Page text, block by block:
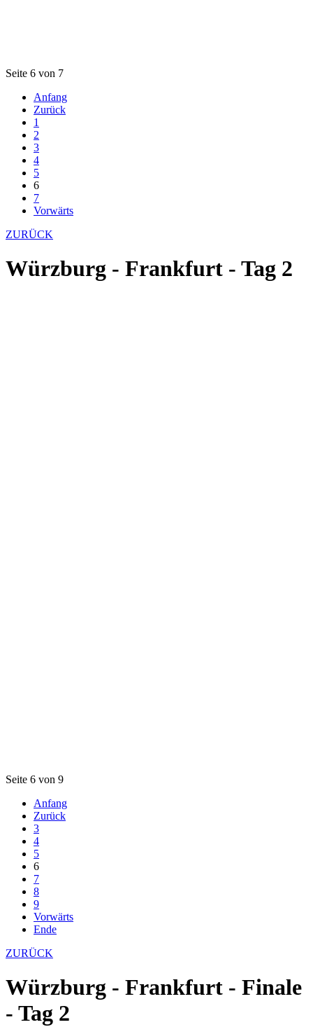
Seite 6 von 7
Anfang
Zurück
1
2
3
4
5
6
7
Vorwärts
ZURÜCK
Würzburg - Frankfurt - Tag 2
Seite 6 von 9
Anfang
Zurück
3
4
5
6
7
8
9
Vorwärts
Ende
ZURÜCK
Würzburg - Frankfurt - Finale
- Tag 2